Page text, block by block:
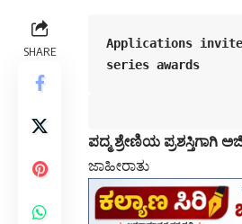
SHARE
Applications
series awards
ಪದ್ಮ ಶ್ರೇಣಿಯ ಪ್ರಶಸ್ತಿಗಾಗಿ
ಜಾಹೀರಾತು